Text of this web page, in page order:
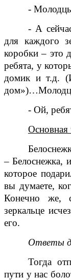
-
- А
для каждого
коробки – это
ребята, у
домик и т.д.
- Ой,
Основная
– Белоснежка,
которое
вы думаете,
Конечно же,
зеркальце
его.
Ответы
Тогда
пути у нас